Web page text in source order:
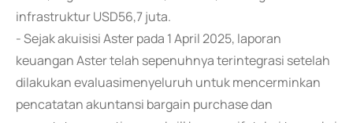
infrastruktur USD56,7 juta.
- Sejak akuisisi Aster pada 1 April 2025, laporan
keuangan Aster telah sepenuhnya terintegrasi setelah
dilakukan evaluasimenyeluruh untuk mencerminkan
pencatatan akuntansi bargain purchase dan